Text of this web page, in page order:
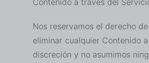
Contenido a través del
Nos reservamos el derecho
eliminar cualquier Contenido
discreción y no asumimos